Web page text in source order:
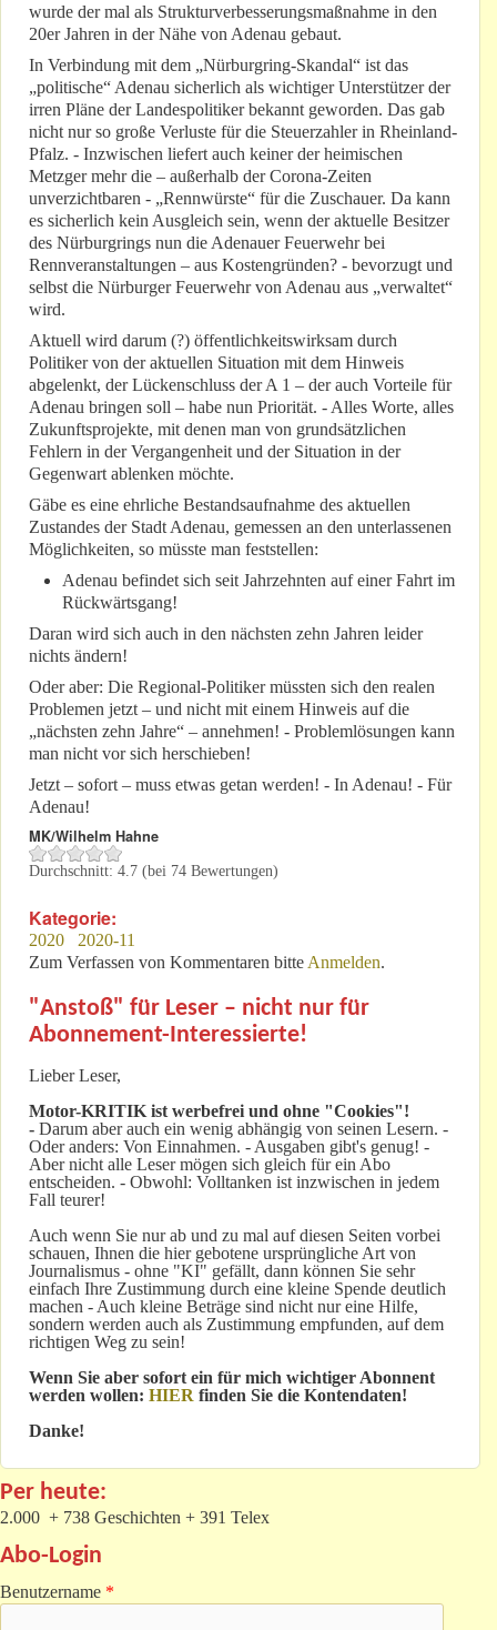
wurde der mal als Strukturverbesserungsmaßnahme in den
20er Jahren in der Nähe von Adenau gebaut.
In Verbindung mit dem „Nürburgring-Skandal“ ist das
„politische“ Adenau sicherlich als wichtiger Unterstützer der
irren Pläne der Landespolitiker bekannt geworden. Das gab
nicht nur so große Verluste für die Steuerzahler in Rheinland-
Pfalz. - Inzwischen liefert auch keiner der heimischen
Metzger mehr die – außerhalb der Corona-Zeiten
unverzichtbaren - „Rennwürste“ für die Zuschauer. Da kann
es sicherlich kein Ausgleich sein, wenn der aktuelle Besitzer
des Nürburgrings nun die Adenauer Feuerwehr bei
Rennveranstaltungen – aus Kostengründen? - bevorzugt und
selbst die Nürburger Feuerwehr von Adenau aus „verwaltet“
wird.
Aktuell wird darum (?) öffentlichkeitswirksam durch
Politiker von der aktuellen Situation mit dem Hinweis
abgelenkt, der Lückenschluss der A 1 – der auch Vorteile für
Adenau bringen soll – habe nun Priorität. - Alles Worte, alles
Zukunftsprojekte, mit denen man von grundsätzlichen
Fehlern in der Vergangenheit und der Situation in der
Gegenwart ablenken möchte.
Gäbe es eine ehrliche Bestandsaufnahme des aktuellen
Zustandes der Stadt Adenau, gemessen an den unterlassenen
Möglichkeiten, so müsste man feststellen:
Adenau befindet sich seit Jahrzehnten auf einer Fahrt im
Rückwärtsgang!
Daran wird sich auch in den nächsten zehn Jahren leider
nichts ändern!
Oder aber: Die Regional-Politiker müssten sich den realen
Problemen jetzt – und nicht mit einem Hinweis auf die
„nächsten zehn Jahre“ – annehmen! - Problemlösungen kann
man nicht vor sich herschieben!
Jetzt – sofort – muss etwas getan werden! - In Adenau! - Für
Adenau!
MK/Wilhelm Hahne
Durchschnitt: 4.7 (bei 74 Bewertungen)
Kategorie:
2020
2020-11
Zum Verfassen von Kommentaren bitte Anmelden.
"Anstoß" für Leser – nicht nur für
Abonnement-Interessierte!
Lieber Leser,
Motor-KRITIK ist werbefrei und ohne "Cookies"!
- Darum aber auch ein wenig abhängig von seinen Lesern. -
Oder anders: Von Einnahmen. - Ausgaben gibt's genug! -
Aber nicht alle Leser mögen sich gleich für ein Abo
entscheiden. - Obwohl: Volltanken ist inzwischen in jedem
Fall teurer!
Auch wenn Sie nur ab und zu mal auf diesen Seiten vorbei
schauen, Ihnen die hier gebotene ursprüngliche Art von
Journalismus - ohne "KI" gefällt, dann können Sie sehr
einfach Ihre Zustimmung durch eine kleine Spende deutlich
machen - Auch kleine Beträge sind nicht nur eine Hilfe,
sondern werden auch als Zustimmung empfunden, auf dem
richtigen Weg zu sein!
Wenn Sie aber sofort ein für mich wichtiger Abonnent
werden wollen: HIER finden Sie die Kontendaten!
Danke!
Per heute:
2.000 + 738 Geschichten + 391 Telex
Abo-Login
Benutzername *